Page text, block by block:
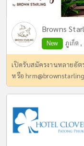
Browns
New ภูเก็ต ,
เปิดรับสมัครงานหลายอัต
หรือ